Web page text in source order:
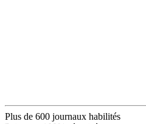
Plus de 600 journaux habilités